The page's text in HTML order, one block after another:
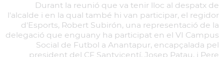
Durant la reunió que va tenir lloc al despatx de
l'alcalde i en la qual també hi van participar, el regidor
d'Esports, Robert Subirón, una representació de la
delegació que enguany ha participat en el VI Campus
Social de Futbol a Anantapur, encapçalada pel
president del CF Santvicentí, Josep Patau, i Pere